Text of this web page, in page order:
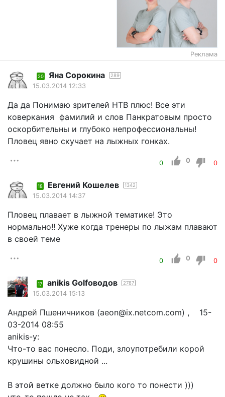
Реклама
20 Яна Сорокина 289
15.03.2014 12:33
Да да Понимаю зрителей НТВ плюс! Все эти
коверкания фамилий и слов Панкратовым просто
оскорбительны и глубоко непрофессиональны!
Пловец явно скучает на лыжных гонках.
0 0 0
18 Евгений Кошелев 1342
15.03.2014 14:37
Пловец плавает в лыжной тематике! Это
нормально!! Хуже когда тренеры по лыжам плавают
в своей теме
0 0 0
17 anikis Golfоводов 2787
15.03.2014 15:13
Андрей Пшеничников (aeon@ix.netcom.com) , 15-
03-2014 08:55
anikis-у:
Что-то вас понесло. Поди, злоупотребили корой
крушины ольховидной ...
В этой ветке должно было кого то понести )))